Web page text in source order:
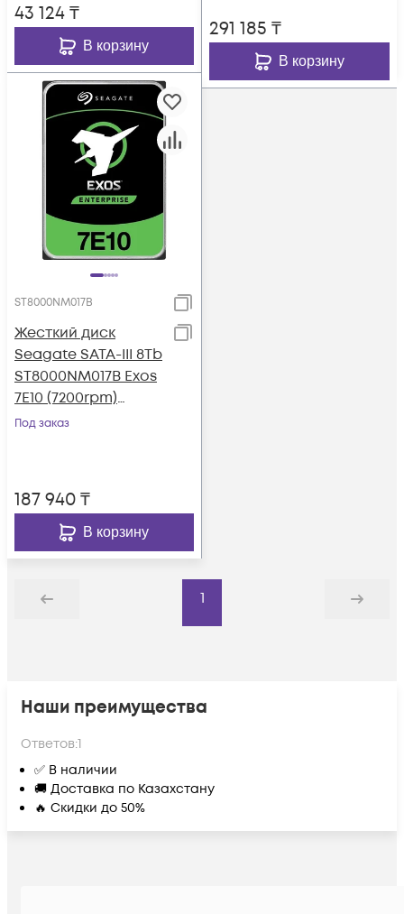
43 124₸
В корзину
291 185 ₸
В корзину
ST8000NM017B
Жесткий диск
Seagate SATA-III 8Tb
ST8000NM017B Exos
7E10 (7200rpm)
256Mb 3.5"
Под заказ
187 940₸
В корзину
Назад
1
Дальше
Наши преимущества
Ответов:1
✅ В наличии
🚚 Доставка по Казахстану
🔥 Скидки до 50%